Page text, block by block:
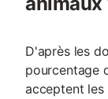
D'après les
pourcentage
acceptent les